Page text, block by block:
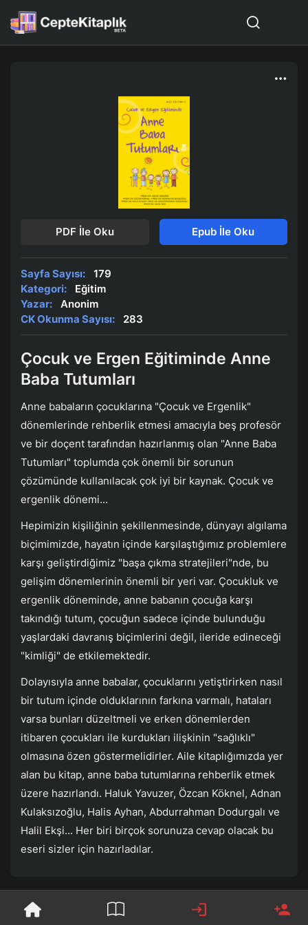
PDF İle Oku Epub İle Oku
Sayfa Sayısı:
179
Kategori:
Eğitim
Yazar:
Anonim
CK Okunma Sayısı:
283
Çocuk ve Ergen Eğitiminde Anne
Baba Tutumları
Anne babaların çocuklarına "Çocuk ve Ergenlik"
dönemlerinde rehberlik etmesi amacıyla beş profesör
ve bir doçent tarafından hazırlanmış olan "Anne Baba
Tutumları" toplumda çok önemli bir sorunun
çözümünde kullanılacak çok iyi bir kaynak. Çocuk ve
ergenlik dönemi...
Hepimizin kişiliğinin şekillenmesinde, dünyayı algılama
biçimimizde, hayatın içinde karşılaştığımız problemlere
karşı geliştirdiğimiz "başa çıkma stratejileri"nde, bu
gelişim dönemlerinin önemli bir yeri var. Çocukluk ve
ergenlik döneminde, anne babanın çocuğa karşı
takındığı tutum, çocuğun sadece içinde bulunduğu
yaşlardaki davranış biçimlerini değil, ileride edineceği
"kimliği" de etkilemektedir.
Dolayısıyla anne babalar, çocuklarını yetiştirirken nasıl
bir tutum içinde olduklarının farkına varmalı, hataları
varsa bunları düzeltmeli ve erken dönemlerden
itibaren çocukları ile kurdukları ilişkinin "sağlıklı"
olmasına özen göstermelidirler. Aile kitaplığımızda yer
alan bu kitap, anne baba tutumlarına rehberlik etmek
üzere hazırlandı. Haluk Yavuzer, Özcan Köknel, Adnan
Kulaksızoğlu, Halis Ayhan, Abdurrahman Dodurgalı ve
Halil Ekşi... Her biri birçok sorunuza cevap olacak bu
eseri sizler için hazırladılar.